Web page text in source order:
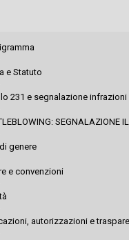
e Statuto
231 e segnalazione infrazioni
SEGNALAZIONE
genere
e convenzioni
autorizzazioni e